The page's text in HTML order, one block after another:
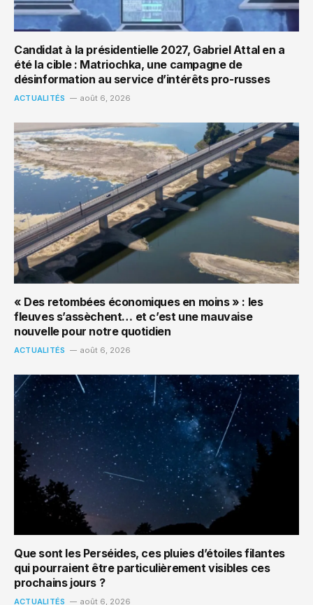
Candidat à la présidentielle 2027, Gabriel Attal en a
été la cible : Matriochka, une campagne de
désinformation au service d’intérêts pro-russes
ACTUALITÉS août 6, 2026
« Des retombées économiques en moins » : les
fleuves s’assèchent… et c’est une mauvaise
nouvelle pour notre quotidien
ACTUALITÉS août 6, 2026
Que sont les Perséides, ces pluies d’étoiles filantes
qui pourraient être particulièrement visibles ces
prochains jours ?
ACTUALITÉS août 6, 2026